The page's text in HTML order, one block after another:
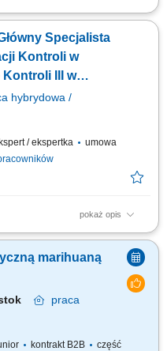
działań
Prowadzenie działań
działań
Specjalista
Kontroli w
Kontroli III w
(lekarz k/m)
hybrydowa /
/ ekspertka
umowa
pokaż opis
sprawdzających i
Kontroli III w Lublinie, ze
dokumentacji
do planowych i doraźnych
marihuaną
praca
kontrakt B2B
część